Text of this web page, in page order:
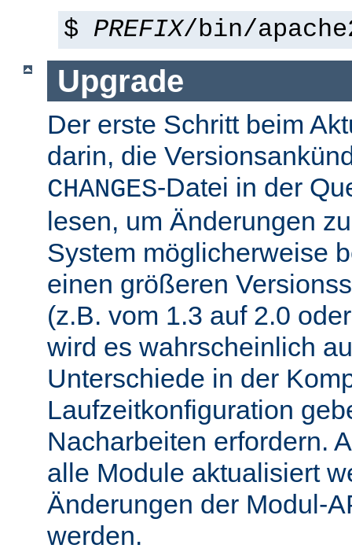
$ PREFIX/bin/
Upgrade
Der erste Schritt beim
darin, die
CHANGES-Datei in der
lesen, um Änderungen
System möglicherweise
einen größeren
(z.B. vom 1.3 auf 2.0
wird es wahrscheinlich
Unterschiede in der
Laufzeitkonfiguration
Nacharbeiten erfordern.
alle Module aktualisiert
Änderungen der Modul-
werden.